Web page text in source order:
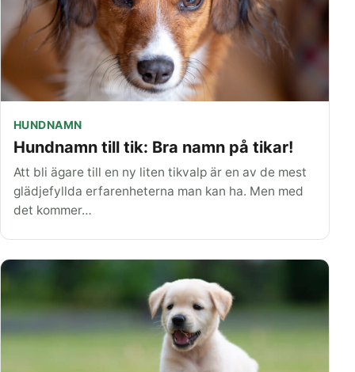
HUNDNAMN
Hundnamn till tik: Bra namn på tikar!
Att bli ägare till en ny liten tikvalp är en av de mest
glädjefyllda erfarenheterna man kan ha. Men med
det kommer…